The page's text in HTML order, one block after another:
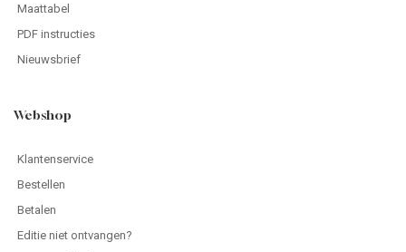
Maattabel
PDF instructies
Nieuwsbrief
Webshop
Klantenservice
Bestellen
Betalen
Editie niet ontvangen?